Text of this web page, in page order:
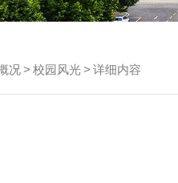
况> 校园风光> 详细内容